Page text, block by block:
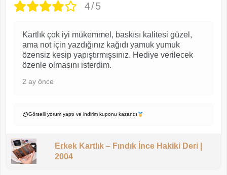
4/5
Kartlık çok iyi mükemmel, baskısı kalitesi güzel,
ama not için yazdığınız kağıdı yamuk yumuk
özensiz kesip yapıştırmışsınız. Hediye verilecek
özenle olmasını isterdim.
2 ay önce
Görselli yorum yaptı ve indirim kuponu kazandı
Erkek Kartlık – Fındık İnce Hakiki Deri |
2004